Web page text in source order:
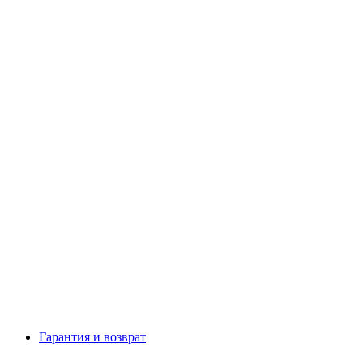
Гарантия и возврат